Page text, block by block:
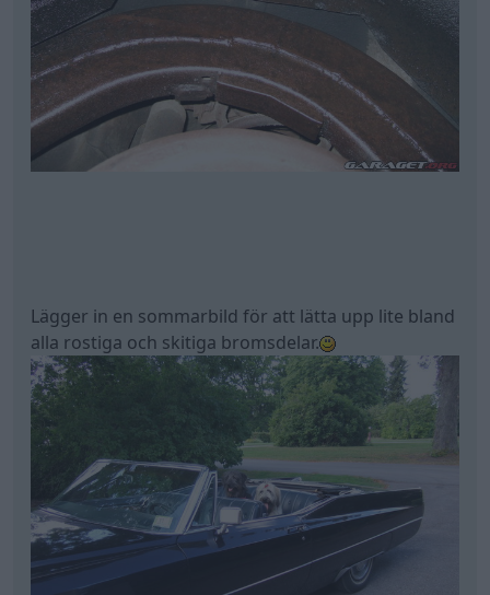
Lägger in en sommarbild för att lätta upp lite bland
alla rostiga och skitiga bromsdelar.